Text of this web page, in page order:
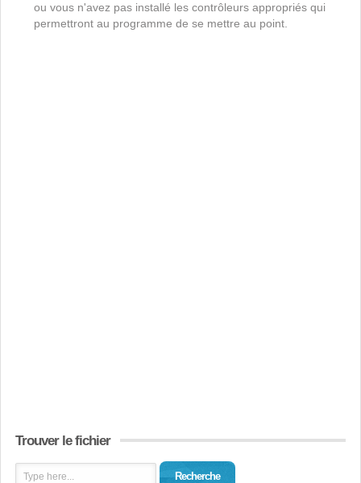
ou vous n'avez pas installé les contrôleurs appropriés qui
permettront au programme de se mettre au point.
Trouver le fichier
Recherche